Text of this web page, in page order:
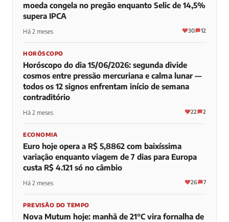
moeda congela no pregão enquanto Selic de 14,5%
supera IPCA
Há 2 meses 30 12
HORÓSCOPO
Horóscopo do dia 15/06/2026: segunda divide
cosmos entre pressão mercuriana e calma lunar —
todos os 12 signos enfrentam início de semana
contraditório
Há 2 meses 22 2
ECONOMIA
Euro hoje opera a R$ 5,8862 com baixíssima
variação enquanto viagem de 7 dias para Europa
custa R$ 4.121 só no câmbio
Há 2 meses 26 7
PREVISÃO DO TEMPO
Nova Mutum hoje: manhã de 21°C vira fornalha de